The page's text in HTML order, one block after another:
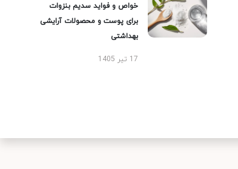
خواص و فواید سدیم بنزوات
برای پوست و محصولات آرایشی
بهداشتی
17 تیر 1405